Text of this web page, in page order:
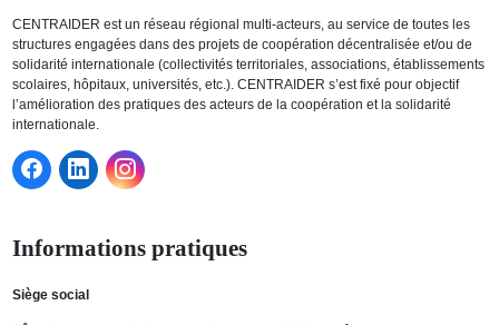
CENTRAIDER est un réseau régional multi-acteurs, au service de toutes les
structures engagées dans des projets de coopération décentralisée et/ou de
solidarité internationale (collectivités territoriales, associations, établissements
scolaires, hôpitaux, universités, etc.). CENTRAIDER s’est fixé pour objectif
l’amélioration des pratiques des acteurs de la coopération et la solidarité
internationale.
Informations pratiques
Siège social